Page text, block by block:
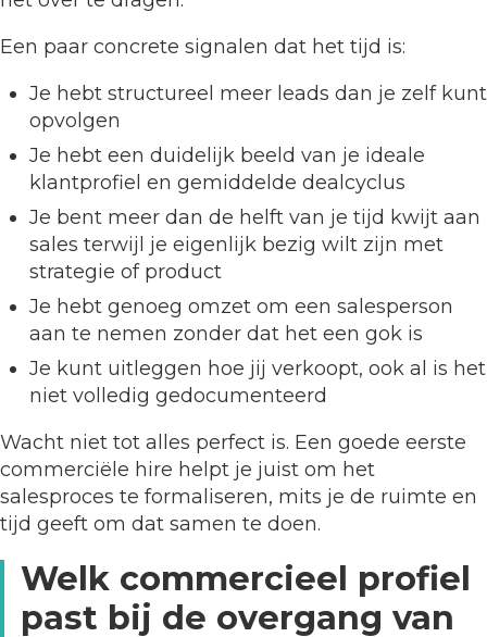
Een paar concrete signalen dat het tijd is:
Je hebt structureel meer leads dan je zelf kunt
opvolgen
Je hebt een duidelijk beeld van je ideale
klantprofiel en gemiddelde dealcyclus
Je bent meer dan de helft van je tijd kwijt aan
sales terwijl je eigenlijk bezig wilt zijn met
strategie of product
Je hebt genoeg omzet om een salesperson
aan te nemen zonder dat het een gok is
Je kunt uitleggen hoe jij verkoopt, ook al is het
niet volledig gedocumenteerd
Wacht niet tot alles perfect is. Een goede eerste
commerciële hire helpt je juist om het
salesproces te formaliseren, mits je de ruimte en
tijd geeft om dat samen te doen.
Welk commercieel profiel
past bij de overgang van